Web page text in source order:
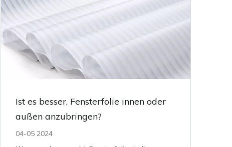
Ist es besser, Fensterfolie innen oder
außen anzubringen?
04-05 2024